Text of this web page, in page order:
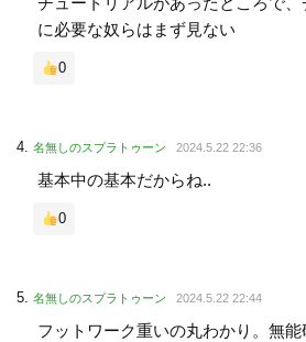
に必要な奴らはまず見ない
0
名無しのスプラトゥーン 2024.5.22 22:36
基本中の基本だからね..
0
名無しのスプラトゥーン 2024.5.22 22:44
フットワーク重いの丸わかり。無